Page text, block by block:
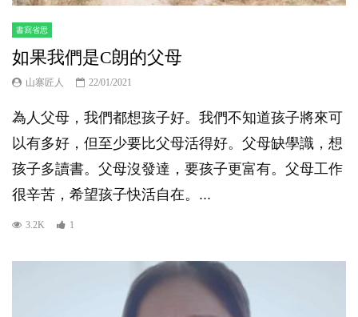
書寫省思
如果我們是C朗的父母
山寨匠人 22/01/2021
為人父母，我們都想孩子好。我們不知道孩子將來可
以有多好，但至少要比父母活得好。父母缺學識，想
孩子多讀書。父母沒發達，要孩子更富有。父母工作
很辛苦，希望孩子快活自在。...
3.2K 1